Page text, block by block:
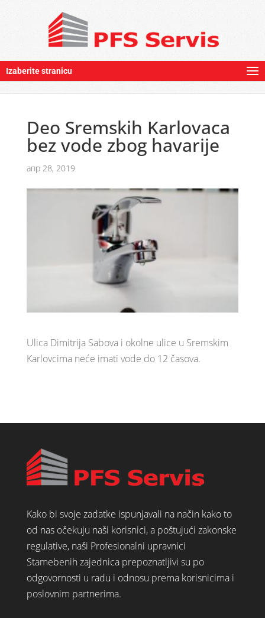
Izaberite stranicu
Deo Sremskih Karlovaca
bez vode zbog havarije
апр 28, 2019
Ulica Dimitrija Sabova i okolne ulice u Sremskim
Karlovcima neće imati vode do 12 časova.
Kako bi svoje zadatke ispunjavali na način kako to
od nas očekuju naši korisnici, a poštujući zakonske
regulative, naši Profesionalni upravnici
Stamebenih zajednica prepoznatljivi su po
odgovornosti u radu i odnosu prema korisnicima i
poslovnim partnerima.